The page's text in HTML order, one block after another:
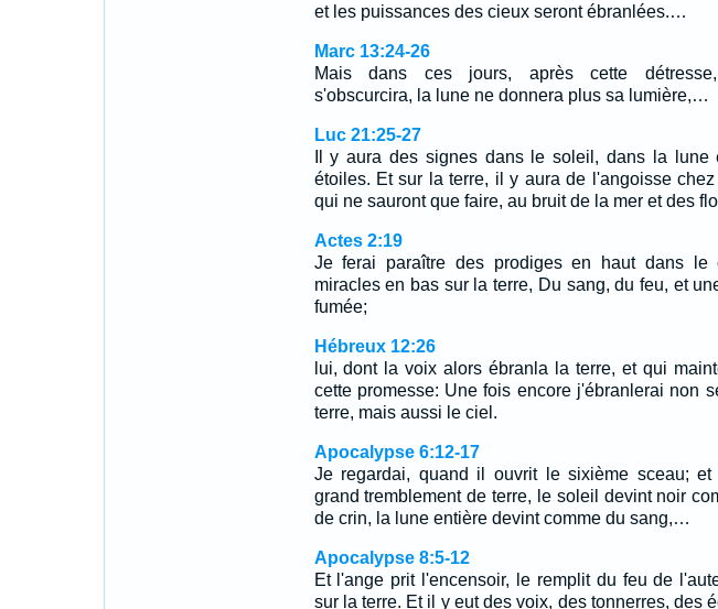
et les puissances des cieux seront ébranlées.…
Marc 13:24-26
Mais dans ces jours, après cette
s'obscurcira, la lune ne donnera plus sa lumière,…
Luc 21:25-27
Il y aura des signes dans le soleil, dans la lune
étoiles. Et sur la terre, il y aura de l'angoisse
qui ne sauront que faire, au bruit de la mer et des
Actes 2:19
Je ferai paraître des prodiges en haut dans le
miracles en bas sur la terre, Du sang, du feu, et
fumée;
Hébreux 12:26
lui, dont la voix alors ébranla la terre, et qui
cette promesse: Une fois encore j'ébranlerai non
terre, mais aussi le ciel.
Apocalypse 6:12-17
Je regardai, quand il ouvrit le sixième sceau;
grand tremblement de terre, le soleil devint noir
de crin, la lune entière devint comme du sang,…
Apocalypse 8:5-12
Et l'ange prit l'encensoir, le remplit du feu de
sur la terre. Et il y eut des voix, des tonnerres, des